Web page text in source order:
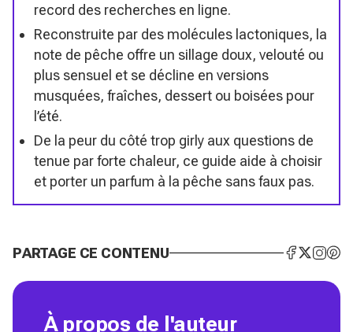
record des recherches en ligne.
Reconstruite par des molécules lactoniques, la
note de pêche offre un sillage doux, velouté ou
plus sensuel et se décline en versions
musquées, fraîches, dessert ou boisées pour
l’été.
De la peur du côté trop girly aux questions de
tenue par forte chaleur, ce guide aide à choisir
et porter un parfum à la pêche sans faux pas.
PARTAGE CE CONTENU
À propos de l'auteur